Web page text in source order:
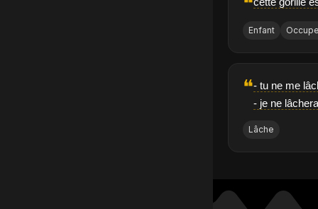
Enfant
❝- tu ne me
- je ne
Lâche